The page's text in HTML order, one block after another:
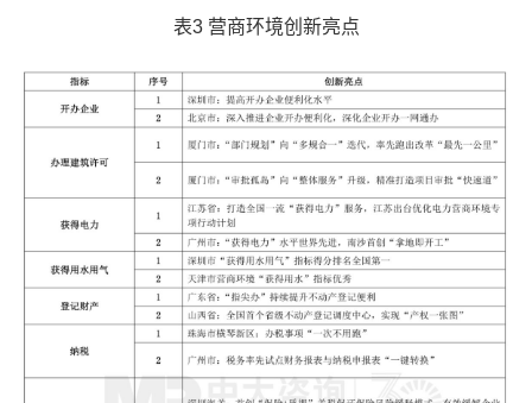
表3 营商环境创新亮点